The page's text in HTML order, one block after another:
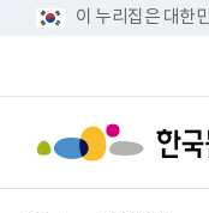
이 누리집은 대한